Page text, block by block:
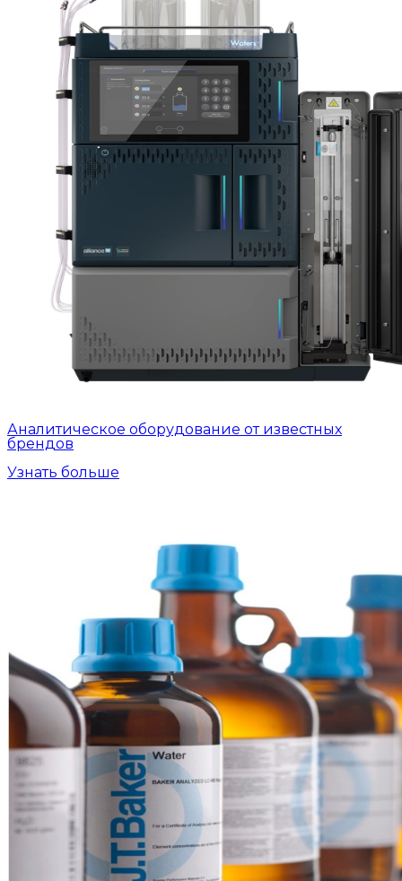
Аналитическое оборудование от известных
брендов
Узнать больше